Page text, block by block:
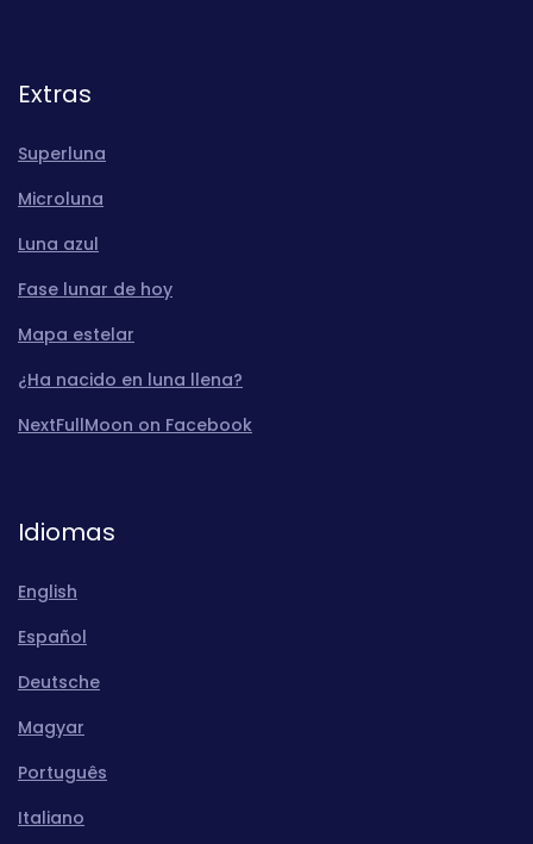
Extras
Superluna
Microluna
Luna azul
Fase lunar de hoy
Mapa estelar
¿Ha nacido en luna llena?
NextFullMoon on Facebook
Idiomas
English
Español
Deutsche
Magyar
Português
Italiano